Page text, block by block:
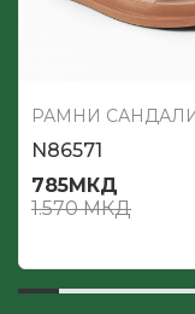
РАМНИ
N86571
785МКД
1.570МКД